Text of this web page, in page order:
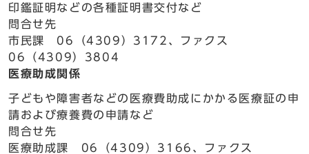
印鑑証明などの各種証明書交付など
問合せ先
市民課 06（4309）3172、ファクス
06（4309）3804
医療助成関係
子どもや障害者などの医療費助成にかかる医療証の申
請および療養費の申請など
問合せ先
医療助成課 06（4309）3166、ファクス